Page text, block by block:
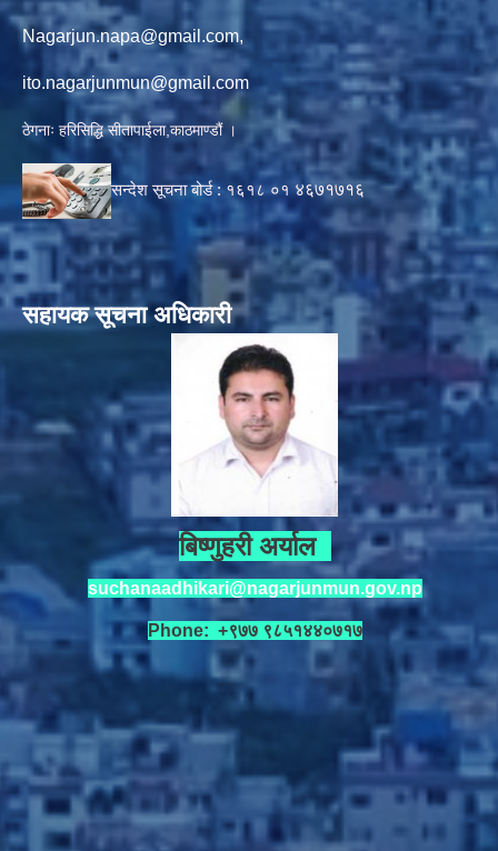
Nagarjun.napa@gmail.com,
ito.nagarjunmun@gmail.com
ठेगनाः हरिसिद्धि सीतापाईला,काठमाण्डौं ।
सन्देश सूचना बोर्ड : १६१८ ०१४६७१७१६
सहायक सूचना अधिकारी
बिष्णुहरी अर्याल
suchanaadhikari@nagarjunmun.gov.np
Phone: +९७७ ९८५१४४०७१७